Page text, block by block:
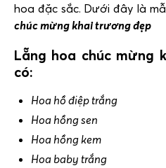
hoa đặc sắc. Dưới đây là
chúc mừng khai trương đẹp
Lẵng hoa chúc mừng
có:
Hoa hồ điệp trắng
Hoa hồng sen
Hoa hồng kem
Hoa baby trắng